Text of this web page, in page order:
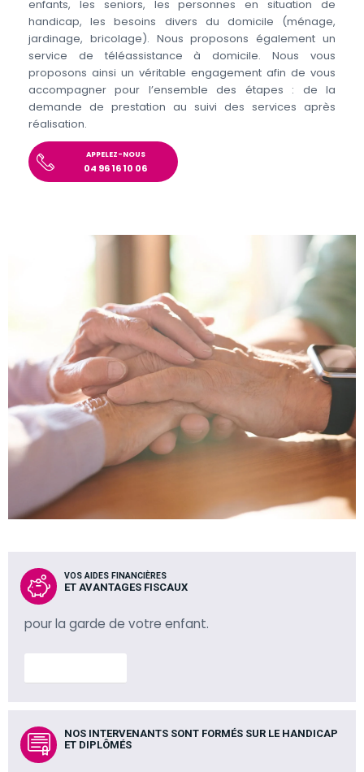
enfants, les seniors, les personnes en situation de
handicap, les besoins divers du domicile (ménage,
jardinage, bricolage). Nous proposons également un
service de téléassistance à domicile. Nous vous
proposons ainsi un véritable engagement afin de vous
accompagner pour l’ensemble des étapes : de la
demande de prestation au suivi des services après
réalisation.
APPELEZ-NOUS
04 96 16 10 06
VOS AIDES FINANCIÈRES
ET AVANTAGES FISCAUX
pour la garde de votre enfant.
NOS INTERVENANTS SONT FORMÉS SUR LE HANDICAP
ET DIPLÔMÉS